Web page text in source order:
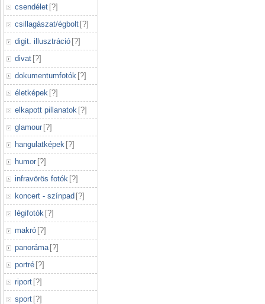
csendélet [?]
csillagászat/égbolt [?]
digit. illusztráció [?]
divat [?]
dokumentumfotók [?]
életképek [?]
elkapott pillanatok [?]
glamour [?]
hangulatképek [?]
humor [?]
infravörös fotók [?]
koncert - színpad [?]
légifotók [?]
makró [?]
panoráma [?]
portré [?]
riport [?]
sport [?]